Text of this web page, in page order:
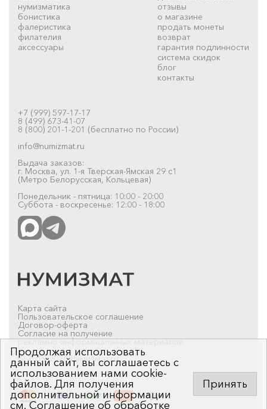
нумизматика
бонистика
фалеристика
филателия
аксессуары
отзывы
о магазине
продать монеты
возврат
гарантия подлинности
система скидок
блог
контакты
+7 (999) 597-17-17
8 (499) 673-41-07
8 (800) 201-1-201 (бесплатно по России)
info@numizmat.ru
Выдача заказов:
г. Москва, ул. 1-я Тверская-Ямская 29 с1
(Метро Белорусская, Кольцевая)
Понедельник - пятница: 10:00 - 20:00
Суббота - воскресенье: 12:00 - 18:00
Карта сайта
Пользовательское соглашение
Договор-оферта
Согласие на получение
рекламно-информационных материалов
© 2019-2026 Нумизмат.ru
Продолжая использовать
данный сайт, вы соглашаетесь с
использованием нами cookie-
файлов. Для получения
дополнительной информации
см.Соглашение об обработке
Принять